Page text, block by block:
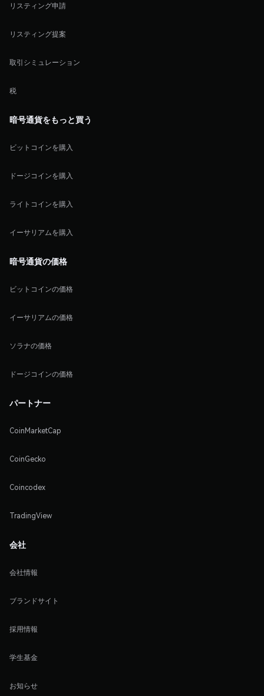
リスティング申請
リスティング提案
取引シミュレーション
税
暗号通貨をもっと買う
ビットコインを購入
ドージコインを購入
ライトコインを購入
イーサリアムを購入
暗号通貨の価格
ビットコインの価格
イーサリアムの価格
ソラナの価格
ドージコインの価格
パートナー
CoinMarketCap
CoinGecko
Coincodex
TradingView
会社
会社情報
ブランドサイト
採用情報
学生基金
お知らせ